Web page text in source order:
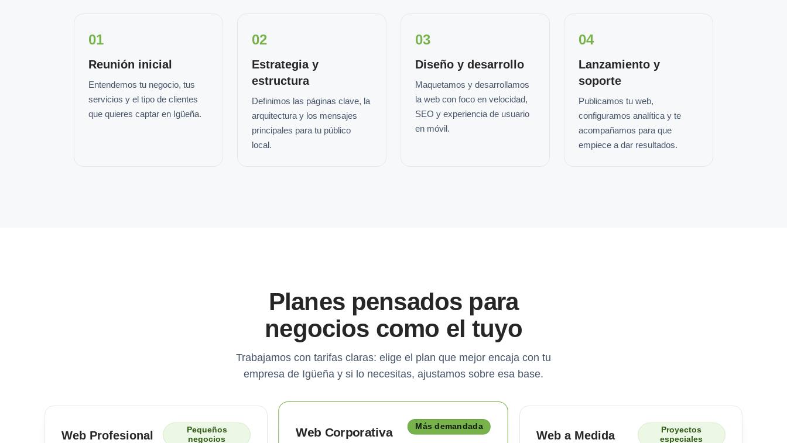
01
Reunión inicial
Entendemos tu negocio, tus
servicios y el tipo de clientes
que quieres captar en Igüeña.
02
Estrategia y
estructura
Definimos las páginas clave, la
arquitectura y los mensajes
principales para tu público
local.
03
Diseño y desarrollo
Maquetamos y desarrollamos
la web con foco en velocidad,
SEO y experiencia de usuario
en móvil.
04
Lanzamiento y
soporte
Publicamos tu web,
configuramos analítica y te
acompañamos para que
empiece a dar resultados.
Planes pensados para
negocios como el tuyo
Trabajamos con tarifas claras: elige el plan que mejor encaja con tu
empresa de Igüeña y si lo necesitas, ajustamos sobre esa base.
Web Profesional
Pequeños
negocios
Web Corporativa Más demandada
Web a Medida
Proyectos
especiales